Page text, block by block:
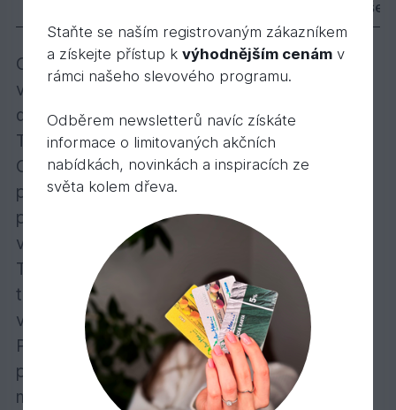
Osvědčený Tvrdý voskový olej v barevných
variantách – pro individuálně barevné
dřevěné podlahy!
Transparentní, polomatný, k použití uvnitř
Obzvláště se doporučuje pro masivní
podlahové palubky, selská prkna, parketové
podlahy, OSB a korkové podlahy; také
vhodný na plochy nábytku a lepené dřevo.
Tvrdý voskový olej Barevný vytvoří barevně
transparentní zbarvení povrchu dřeva ve
vybraném odstínu .
Počet nátěrů: U dřeva na nábytek bez
povrchové úpravy max. 2 nátěry. Podlahy
maximálně 1x úprava Tvrdým voskovým
Staňte se naším registrovaným zákazníkem
a získejte přístup k výhodnějším cenámv
rámci našeho slevového programu.
Odběrem newsletterů navíc získáte
informace o limitovaných akčních
nabídkách, novinkách a inspiracích ze
světa kolem dřeva.